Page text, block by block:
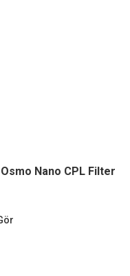
Nano CPL Filter